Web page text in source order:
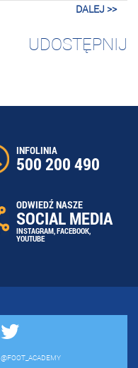
DALEJ >>
UDOSTĘPNIJ
INFOLINIA
500 200 490
ODWIEDŹ NASZE
SOCIAL MEDIA
INSTAGRAM,FACEBOOK,
YOUTUBE
@FOOT_ACADEMY